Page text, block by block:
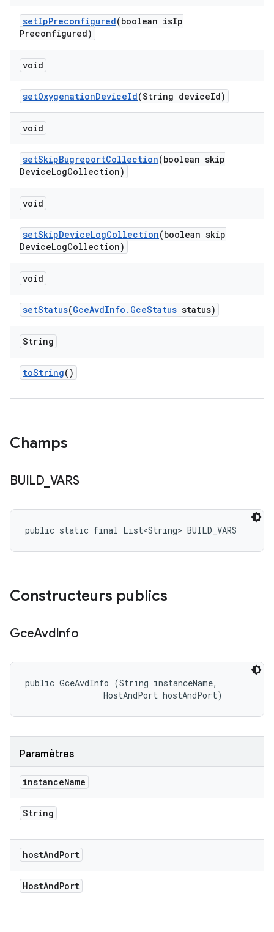
setIpPreconfigured(boolean isIp
Preconfigured)
void
setOxygenationDeviceId(String deviceId)
void
setSkipBugreportCollection(boolean skip
DeviceLogCollection)
void
setSkipDeviceLogCollection(boolean skip
DeviceLogCollection)
void
setStatus(GceAvdInfo . GceStatus status)
String
toString()
Champs
BUILD_ VARS
public static final List<String> BUILD_VARS
Constructeurs publics
GceAvdInfo
public GceAvdInfo (String instanceName,
                HostAndPort hostAndPort)
Paramètres
instanceName
String
hostAndPort
HostAndPort